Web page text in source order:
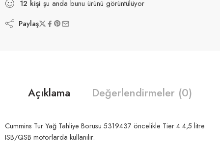
12 kişi şu anda bunu ürünü görüntülüyor
Paylaş
Açıklama Değerlendirmeler (0)
Cummins Tur Yağ Tahliye Borusu 5319437 öncelikle Tier 4 4,5 litre
ISB/QSB motorlarda kullanılır.